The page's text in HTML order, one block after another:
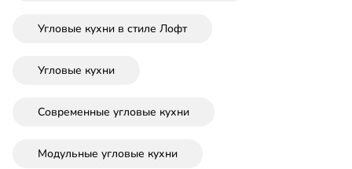
Угловые кухни в стиле Лофт
Угловые кухни
Современные угловые кухни
Модульные угловые кухни